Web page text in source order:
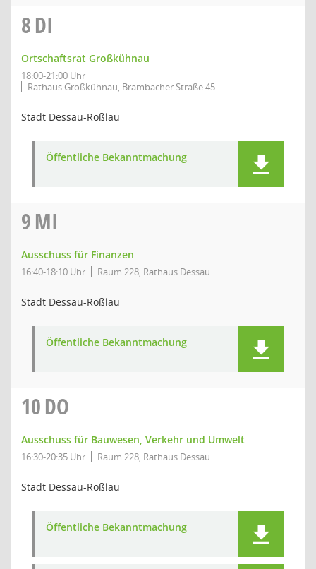
8DI
Ortschaftsrat Großkühnau
18:00-21:00 Uhr
Rathaus Großkühnau, Brambacher Straße 45
Stadt Dessau-Roßlau
Öffentliche Bekanntmachung
9MI
Ausschuss für Finanzen
16:40-18:10 Uhr Raum 228, Rathaus Dessau
Stadt Dessau-Roßlau
Öffentliche Bekanntmachung
10DO
Ausschuss für Bauwesen, Verkehr und Umwelt
16:30-20:35 Uhr Raum 228, Rathaus Dessau
Stadt Dessau-Roßlau
Öffentliche Bekanntmachung